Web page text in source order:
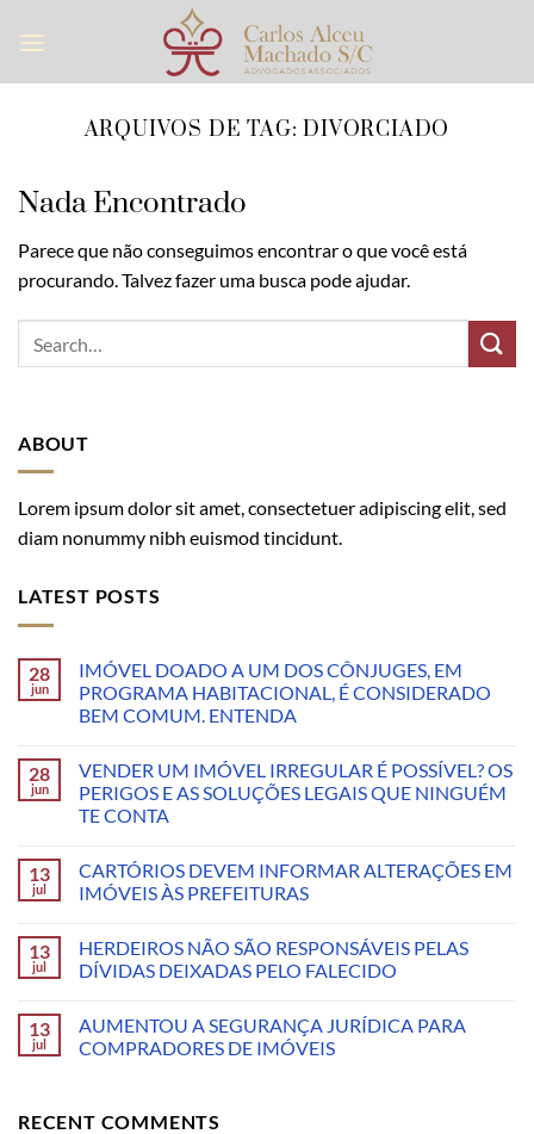
ARQUIVOS DE TAG:DIVORCIADO
Nada Encontrado
Parece que não conseguimos encontrar o que você está
procurando. Talvez fazer uma busca pode ajudar.
ABOUT
Lorem ipsum dolor sit amet, consectetuer adipiscing elit, sed
diam nonummy nibh euismod tincidunt.
LATEST POSTS
28
jun
IMÓVEL DOADO A UM DOS CÔNJUGES, EM
PROGRAMA HABITACIONAL, É CONSIDERADO
BEM COMUM. ENTENDA
28
jun
VENDER UM IMÓVEL IRREGULAR É POSSÍVEL? OS
PERIGOS E AS SOLUÇÕES LEGAIS QUE NINGUÉM
TE CONTA
13
jul
CARTÓRIOS DEVEM INFORMAR ALTERAÇÕES EM
IMÓVEIS ÀS PREFEITURAS
13
jul
HERDEIROS NÃO SÃO RESPONSÁVEIS PELAS
DÍVIDAS DEIXADAS PELO FALECIDO
13
jul
AUMENTOU A SEGURANÇA JURÍDICA PARA
COMPRADORES DE IMÓVEIS
RECENT COMMENTS